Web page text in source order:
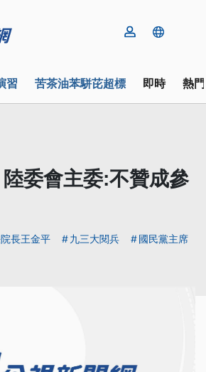
習 苦茶油苯駢芘超標 即時 熱
委會主委:不贊成參
長王金平 九三大閱兵
國民黨主席